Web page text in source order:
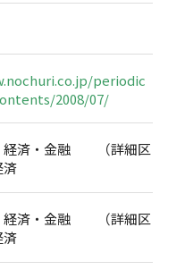
periodic
2008/07/
経済・金融 （詳細区
済
経済・金融 （詳細区
済